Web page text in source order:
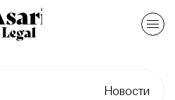
Новости